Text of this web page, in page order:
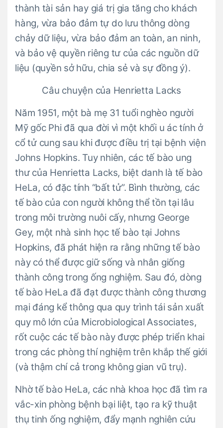
thành tài sản hay giá trị gia tăng cho khách
hàng, vừa bảo đảm tự do lưu thông dòng
chảy dữ liệu, vừa bảo đảm an toàn, an ninh,
và bảo vệ quyền riêng tư của các nguồn dữ
liệu (quyền sở hữu, chia sẻ và sự đồng ý).
Câu chuyện của Henrietta Lacks
Năm 1951, một bà mẹ 31 tuổi nghèo người
Mỹ gốc Phi đã qua đời vì một khối u ác tính ở
cổ tử cung sau khi được điều trị tại bệnh viện
Johns Hopkins. Tuy nhiên, các tế bào ung
thư của Henrietta Lacks, biệt danh là tế bào
HeLa, có đặc tính “bất tử”. Bình thường, các
tế bào của con người không thể tồn tại lâu
trong môi trường nuôi cấy, nhưng George
Gey, một nhà sinh học tế bào tại Johns
Hopkins, đã phát hiện ra rằng những tế bào
này có thể được giữ sống và nhân giống
thành công trong ống nghiệm. Sau đó, dòng
tế bào HeLa đã đạt được thành công thương
mại đáng kể thông qua quy trình tái sản xuất
quy mô lớn của Microbiological Associates,
rốt cuộc các tế bào này được phép triển khai
trong các phòng thí nghiệm trên khắp thế giới
(và thậm chí cả trong không gian vũ trụ).
Nhờ tế bào HeLa, các nhà khoa học đã tìm ra
vắc-xin phòng bệnh bại liệt, tạo ra kỹ thuật
thụ tinh ống nghiệm, đẩy mạnh nghiên cứu